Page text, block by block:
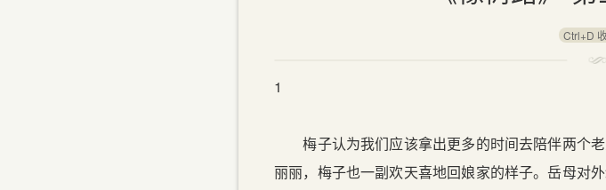
Ctrl+D
1
梅子认为我们应该拿出更多的时间去陪伴两个
丽丽，梅子也一副欢天喜地回娘家的样子。岳母对